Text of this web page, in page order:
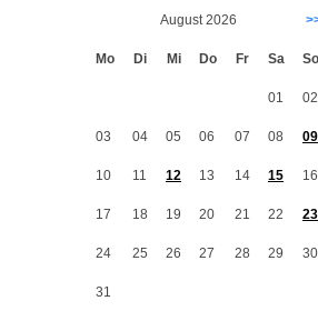
August 2026
Mo Di Mi Do Fr Sa So
01 02
03 04 05 06 07 08 09
10 11 12 13 14 15 16
17 18 19 20 21 22 23
24 25 26 27 28 29 30
31